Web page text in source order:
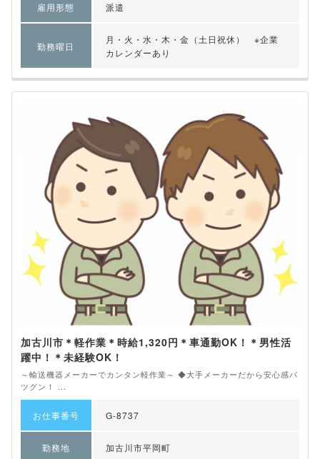
雇用形態 派遣
勤務曜日
月・火・水・木・金（土日祝休） ※企業
カレンダーあり
加古川市＊軽作業＊時給1,320円＊車通勤OK！＊男性活
躍中！＊未経験OK！
～輸送機器メーカーでカンタン軽作業～ ◆大手メーカーだから安心感バ
ツグン！ ...
お仕事番号 G-8737
勤務地 加古川市平岡町